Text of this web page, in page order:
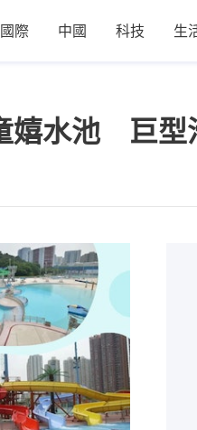
國際 中國 科技 生
嬉水池 巨型